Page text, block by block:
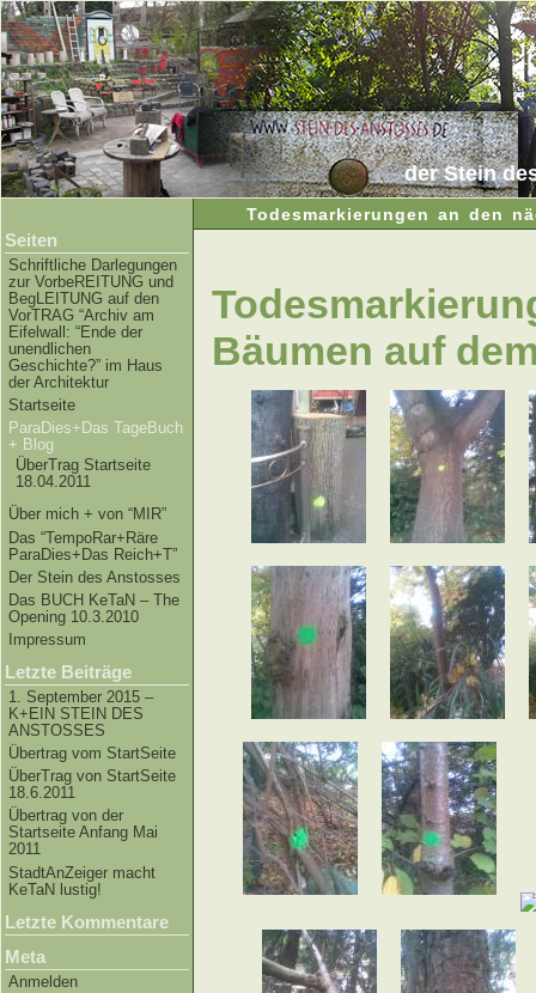
der Stein
Todesmarkierungen an den
Seiten
Schriftliche Darlegungen
zur VorbeREITUNG und
BegLEITUNG auf den
VorTRAG “Archiv am
Eifelwall: “Ende der
unendlichen
Geschichte?” im Haus
der Architektur
Startseite
ParaDies+Das TageBuch
+ Blog
ÜberTrag Startseite
18.04.2011
Über mich + von “MIR”
Das “TempoRar+Räre
ParaDies+Das Reich+T”
Der Stein des Anstosses
Das BUCH KeTaN – The
Opening 10.3.2010
Impressum
Letzte Beiträge
1. September 2015 –
K+EIN STEIN DES
ANSTOSSES
Übertrag vom StartSeite
ÜberTrag von StartSeite
18.6.2011
Übertrag von der
Startseite Anfang Mai
2011
StadtAnZeiger macht
KeTaN lustig!
Letzte Kommentare
Meta
Anmelden
Bäumen auf